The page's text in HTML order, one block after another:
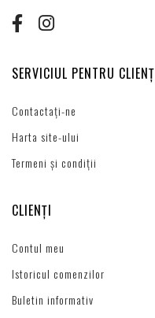
SERVICIUL PENTRU
Contactați-ne
Harta site-ului
Termeni și condiții
CLIENȚI
Contul meu
Istoricul comenzilor
Buletin informativ